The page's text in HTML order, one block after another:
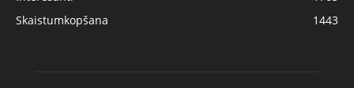
Skaistumkopšana
1443